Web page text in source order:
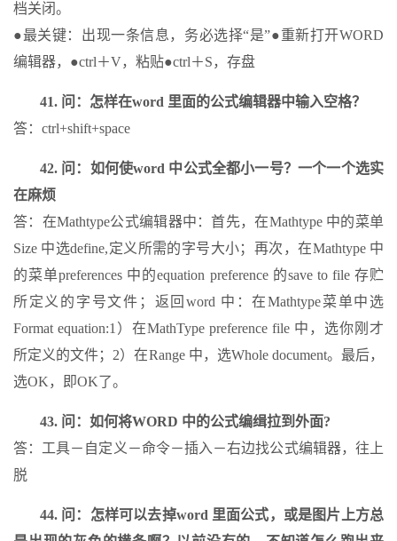
档关闭。
●最关键：出现一条信息，务必选择“是”●重新打开WORD
编辑器，●ctrl＋V，粘贴●ctrl＋S，存盘
41. 问：怎样在word 里面的公式编辑器中输入空格？
答：ctrl+shift+space
42. 问：如何使word 中公式全都小一号？一个一个选实
在麻烦
答：在Mathtype公式编辑器中：首先，在Mathtype 中的菜单
Size 中选define,定义所需的字号大小；再次，在Mathtype 中
的菜单preferences 中的equation preference 的save to file 存贮
所定义的字号文件；返回word 中：在Mathtype菜单中选
Format equation:1）在MathType preference file 中，选你刚才
所定义的文件；2）在Range 中，选Whole document。最后，
选OK，即OK了。
43. 问：如何将WORD 中的公式编缉拉到外面?
答：工具－自定义－命令－插入－右边找公式编辑器，往上
脱
44. 问：怎样可以去掉word 里面公式，或是图片上方总